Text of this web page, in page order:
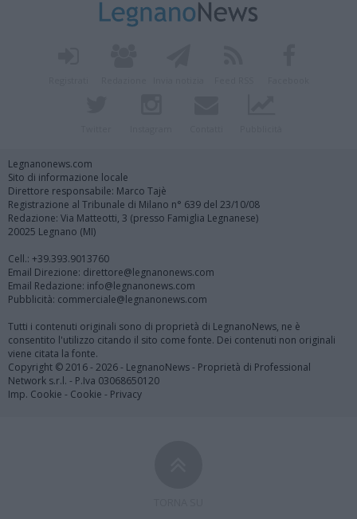
Legnanonews.com
Sito di informazione locale
Direttore responsabile: Marco Tajè
Registrazione al Tribunale di Milano n° 639 del 23/10/08
Redazione: Via Matteotti, 3 (presso Famiglia Legnanese)
20025 Legnano (MI)
Cell.: +39.393.9013760
Email Direzione: direttore@legnanonews.com
Email Redazione: info@legnanonews.com
Pubblicità: commerciale@legnanonews.com
Tutti i contenuti originali sono di proprietà di LegnanoNews, ne è
consentito l'utilizzo citando il sito come fonte. Dei contenuti non originali
viene citata la fonte.
Copyright © 2016 - 2026 - LegnanoNews - Proprietà di Professional
Network s.r.l. - P.Iva 03068650120
Imp. Cookie - Cookie - Privacy